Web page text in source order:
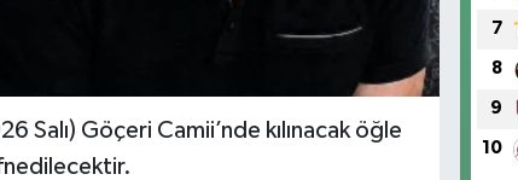
Salı) Göçeri Camii’nde kılınacak öğle
7
8
9
10